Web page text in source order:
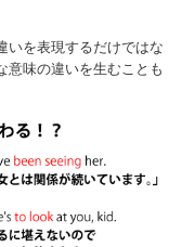
いを表現するだけではな
意味の違いを生むことも